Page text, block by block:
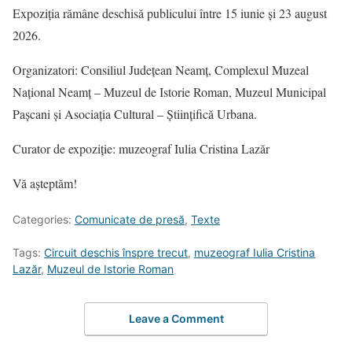
Expoziţia rămâne deschisă publicului între 15 iunie şi 23 august
2026.
Organizatori: Consiliul Județean Neamț, Complexul Muzeal
Național Neamț – Muzeul de Istorie Roman, Muzeul Municipal
Paşcani şi Asociaţia Cultural – Ştiinţifică Urbana.
Curator de expoziţie: muzeograf Iulia Cristina Lazăr
Vă aşteptăm!
Categories: Comunicate de presă, Texte
Tags: Circuit deschis înspre trecut, muzeograf Iulia Cristina
Lazăr, Muzeul de Istorie Roman
Leave a Comment